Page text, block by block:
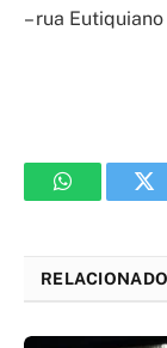
– rua
WhatsApp